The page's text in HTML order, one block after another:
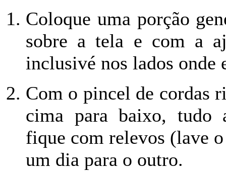
Coloque uma porção
sobre a tela e com a
inclusivé nos lados onde
Com o pincel de cordas
cima para baixo,
fique com relevos (lave
um dia para o outro.